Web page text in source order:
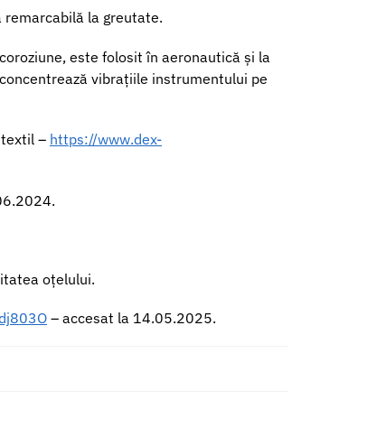
la greutate.
este folosit în aeronautică și la
vibrațiile instrumentului pe
– https://www.dex-
oțelului.
– accesat la 14.05.2025.